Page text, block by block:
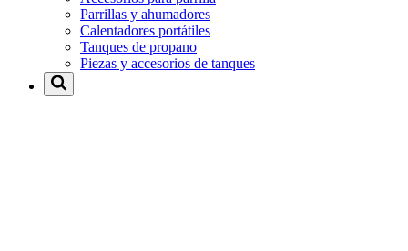
Parrillas y ahumadores
Calentadores portátiles
Tanques de propano
Piezas y accesorios de tanques